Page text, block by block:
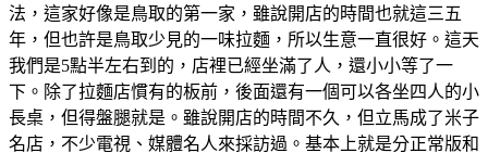
法，這家好像是鳥取的第一家，雖說開店的時間也就這三五
年，但也許是鳥取少見的一味拉麵，所以生意一直很好。這天
我們是5點半左右到的，店裡已經坐滿了人，還小小等了一
下。除了拉麵店慣有的板前，後面還有一個可以各坐四人的小
長桌，但得盤腿就是。雖說開店的時間不久，但立馬成了米子
名店，不少電視、媒體名人來採訪過。基本上就是分正常版和